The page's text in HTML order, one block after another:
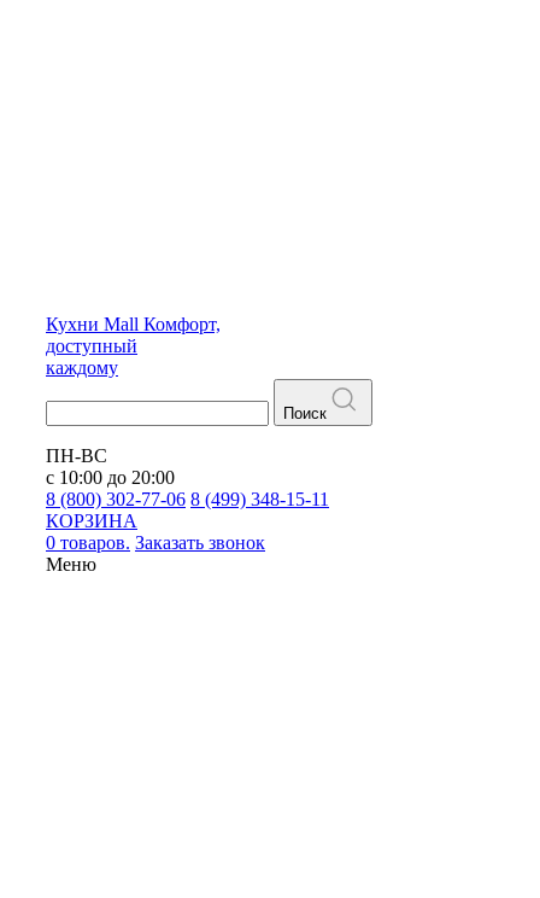
Кухни Mall Комфорт,
доступный
каждому
Поиск
ПН-ВС
с 10:00 до 20:00
8 (800) 302-77-06 8 (499) 348-15-11
КОРЗИНА
0 товаров. Заказать звонок
Меню